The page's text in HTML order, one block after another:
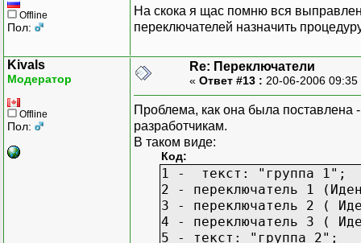
Offline
Пол:
На скока я щас помню вся
переключателей назначить
Kivals
Модератор
Offline
Пол:
Re: Переключатели
« Ответ #13 : 20-06-2006
Проблема, как она была
разработчикам.
В таком виде:
Код:
1 - текст: "группа 1";
2 - переключатель 1
3 - переключатель 2 (
4 - переключатель 3 (
5 - текст: "группа 2";